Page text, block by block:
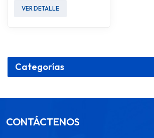
VER DETALLE
Categorías
CONTÁCTENOS